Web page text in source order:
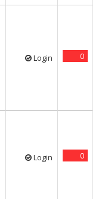
Login 0
Login 0